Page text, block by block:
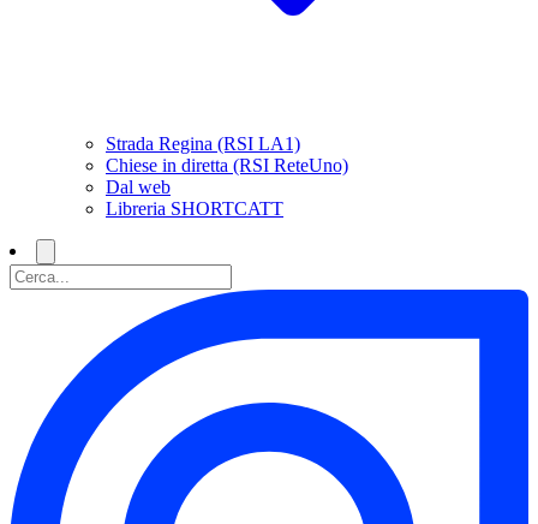
Strada Regina (RSI LA1)
Chiese in diretta (RSI ReteUno)
Dal web
Libreria SHORTCATT